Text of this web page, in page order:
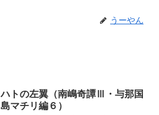
うーやん
ハトの左翼（南嶋奇譚Ⅲ・与那国
島マチリ編６）